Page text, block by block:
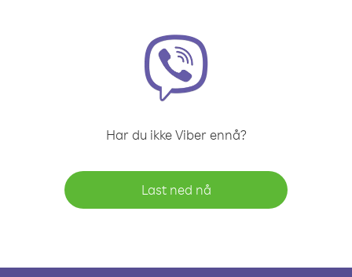
Har du ikke Viber ennå?
Last ned nå